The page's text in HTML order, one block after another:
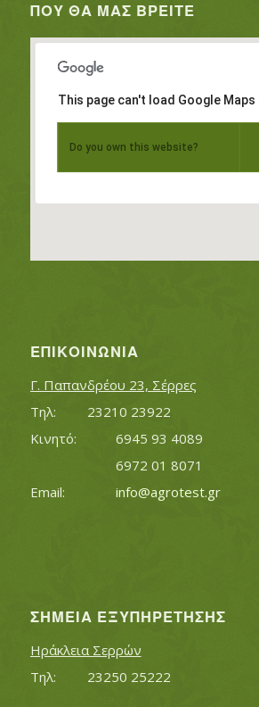
ΠΟΥ ΘΑ ΜΑΣ ΒΡΕΊΤΕ
This page can't load Google
Do you own this website?
ΕΠΙΚΟΙΝΩΝΊΑ
Γ. Παπανδρέου 23, Σέρρες
Τηλ:		23210 23922
Κινητό:		6945 93 4089
			6972 01 8071
info@agrotest.gr
ΣΗΜΕΊΑ ΕΞΥΠΗΡΈΤΗΣΗΣ
Ηράκλεια Σερρών
Τηλ:		23250 25222